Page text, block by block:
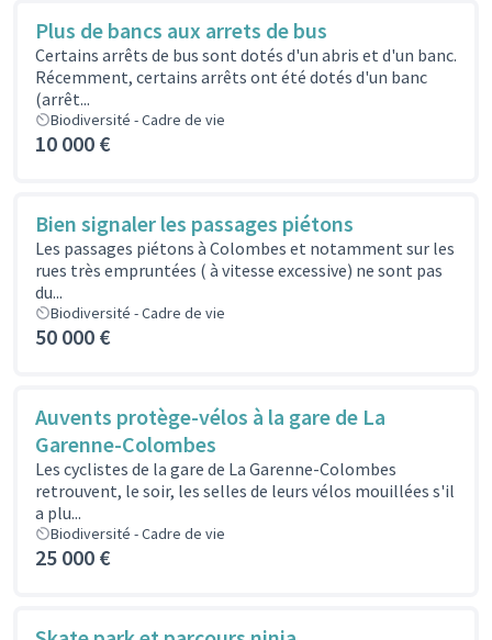
Plus de bancs aux arrets de bus
Certains arrêts de bus sont dotés d'un abris et d'un banc.
Récemment, certains arrêts ont été dotés d'un banc
(arrêt...
Biodiversité - Cadre de vie
10 000 €
Bien signaler les passages piétons
Les passages piétons à Colombes et notamment sur les
rues très empruntées ( à vitesse excessive) ne sont pas
du...
Biodiversité - Cadre de vie
50 000 €
Auvents protège-vélos à la gare de La
Garenne-Colombes
Les cyclistes de la gare de La Garenne-Colombes
retrouvent, le soir, les selles de leurs vélos mouillées s'il
a plu...
Biodiversité - Cadre de vie
25 000 €